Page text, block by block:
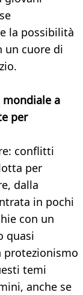
la possibilità
un cuore di
mondiale a
per
conflitti
per
dalla
in pochi
con un
quasi
protezionismo
temi
anche se